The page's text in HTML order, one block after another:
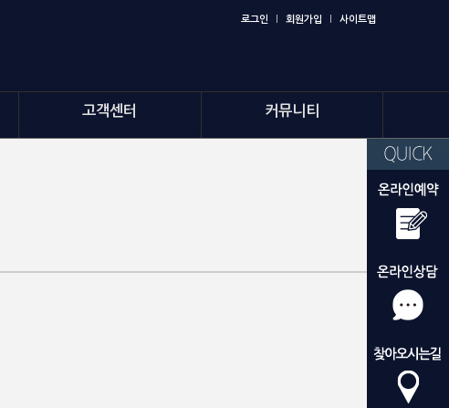
로그인 회원가입 사이트맵
고객센터 커뮤니티